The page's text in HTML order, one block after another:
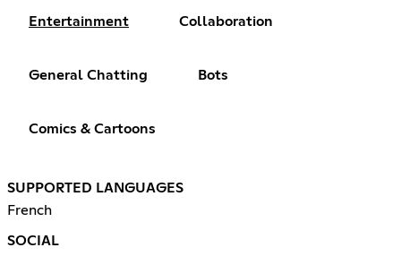
Entertainment Collaboration
General Chatting Bots
Comics & Cartoons
SUPPORTED LANGUAGES
French
SOCIAL